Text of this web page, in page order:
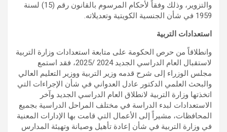
والتزوير، وذلك وفقاً لأحكام المرسوم بالقانون رقم (15) لسنة
1959 في شأن الجنسية الكويتية وتعديلاته.
استعدادات التربية
وانطلاقاً من حرص الحكومة على متابعة استعدادات وزارة التربية
لاستقبال العام الدراسي الجديد 2024 /2025، فقد استمع
مجلس الوزراء إلى شرح قدمه وزير التربية ووزير التعليم العالي
والبحث العلمي الدكتور عادل العدواني في شأن الإجراءات التي
اتخذتها وزارة التربية لانطلاق العام الدراسي الجديد وآخر
الاستعدادات لبدء الدراسة في مختلف المراحل الدراسية بجميع
المحافظات، مشيراً إلى الأعمال التي قامت بها الإدارات المعنية
في وزارة التربية في شأن إعادة تأهيل وصيانة وتهيئة المدارس